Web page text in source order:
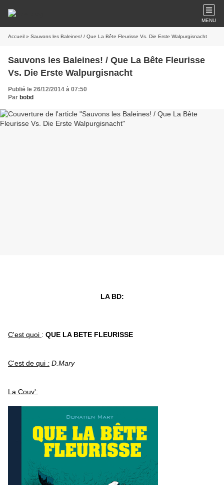
MENU
Accueil » Sauvons les Baleines! / Que La Bête Fleurisse Vs. Die Erste Walpurgisnacht
Sauvons les Baleines! / Que La Bête Fleurisse
Vs. Die Erste Walpurgisnacht
Publié le 26/12/2014 à 07:50
Par bobd
LA BD:
C'est quoi : QUE LA BETE FLEURISSE
C'est de qui : D.Mary
La Couv':